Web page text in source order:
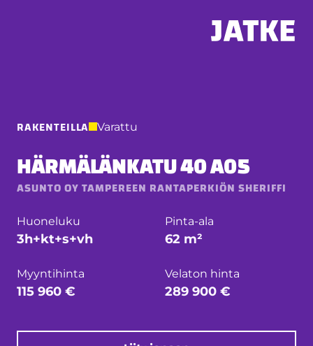
RAKENTEILLA Varattu
HÄRMÄLÄNKATU 40 A05
ASUNTO OY TAMPEREEN RANTAPERKIÖN SHERIFFI
Huoneluku
3h+kt+s+vh
Pinta-ala
62 m²
Myyntihinta
115 960 €
Velaton hinta
289 900 €